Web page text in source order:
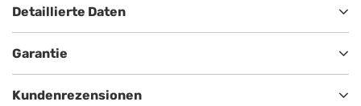
Detaillierte Daten
Garantie
Kundenrezensionen